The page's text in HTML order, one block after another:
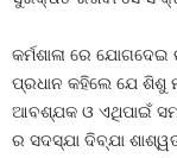
କର୍ମଶାଳା ରେ
ପ୍ରଧାନ କହିଲେ ଯେ ଶିଶୁ
ଆବଶ୍ଯକ ଓ ଏଥିପାଇଁ
ର ସଦସ୍ଯା ଦିବ୍ଯା